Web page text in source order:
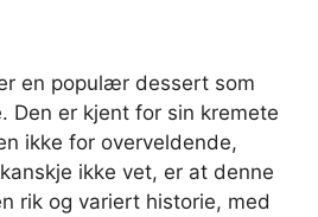
en populær dessert som
Den er kjent for sin kremete
ikke for overveldende,
ikke vet, er at denne
rik og variert historie, med